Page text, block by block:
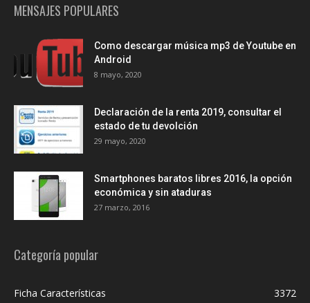
MENSAJES POPULARES
Como descargar música mp3 de Youtube en
Android
8 mayo, 2020
Declaración de la renta 2019, consultar el
estado de tu devolción
29 mayo, 2020
Smartphones baratos libres 2016, la opción
económica y sin ataduras
27 marzo, 2016
Categoría popular
Ficha Características
3372